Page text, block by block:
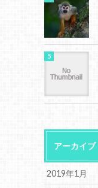
アーカイブ
2019年1月